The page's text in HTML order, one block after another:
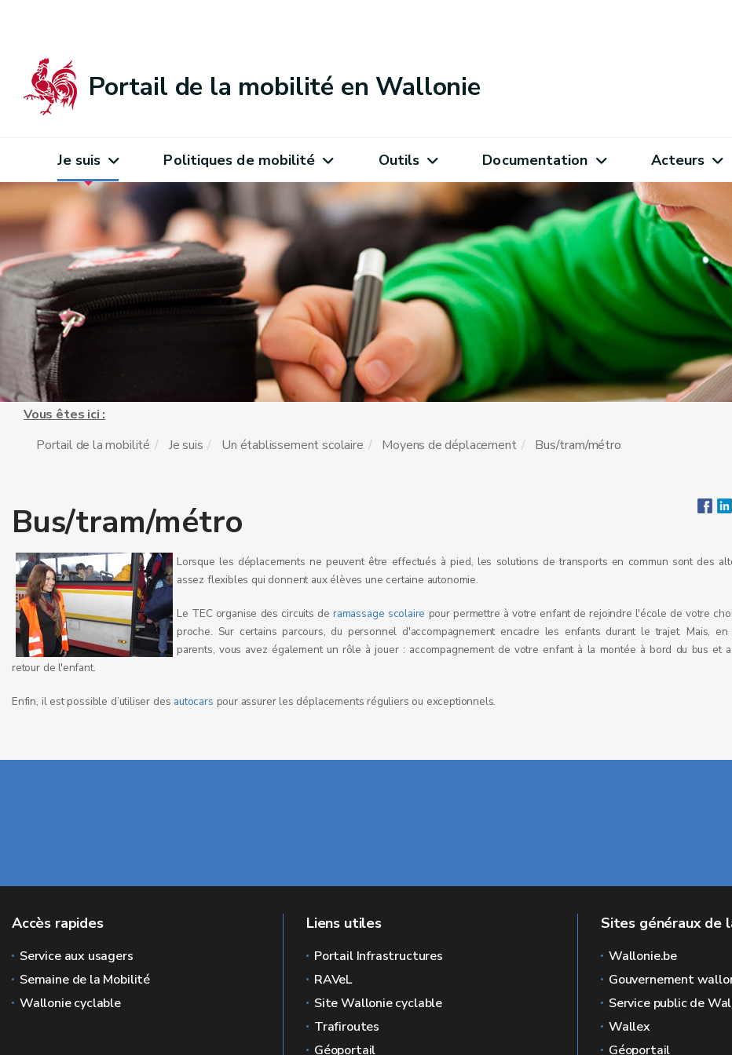
Portail de la mobilité en Wallonie
Je suis Politiques de mobilité Outils Documentation Acteurs
Vous êtes ici :
Portail de la mobilité
Je suis Un établissement scolaire Moyens de déplacement Bus/tram/métro
Bus/tram/métro
Lorsque les déplacements ne peuvent être effectués à pied, les solutions de transports en commun sont des
assez flexibles qui donnent aux élèves une certaine autonomie.
Le TEC organise des circuits deramassage scolaire pour permettre à votre enfant de rejoindre l'école de votre
proche. Sur certains parcours, du personnel d'accompagnement encadre les enfants durant le trajet. Mais, en
parents, vous avez également un rôle à jouer : accompagnement de votre enfant à la montée à bord du bus et
retour de l'enfant.
Enfin, il est possible d’utiliser des autocars pour assurer les déplacements réguliers ou exceptionnels.
Accès rapides
Service aux usagers
Semaine de la Mobilité
Wallonie cyclable
Liens utiles
Portail Infrastructures
RAVeL
Site Wallonie cyclable
Trafiroutes
Géoportail
Sites généraux de
Wallonie.be
Gouvernement
Service public de
Wallex
Géoportail